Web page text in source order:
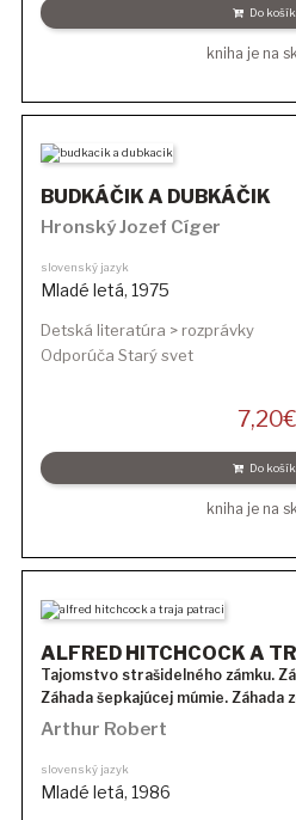
Do
kniha je na
BUDKÁČIK A DUBKÁČIK
Hronský Jozef Cíger
slovenský jazyk
Mladé letá, 1975
Detská literatúra > rozprávky
Odporúča Starý svet
7,20€
Do
kniha je na
ALFRED HITCHCOCK A
Tajomstvo strašidelného zámku.
Záhada šepkajúcej múmie. Záhada
Arthur Robert
slovenský jazyk
Mladé letá, 1986